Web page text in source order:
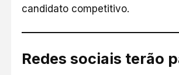
candidato competitivo.
Redes sociais terão